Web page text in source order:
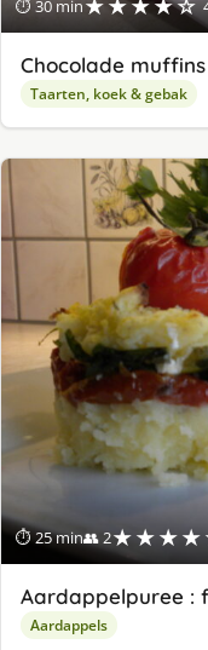
⏱ 30 min★★★★☆
Chocolade muffins
Taarten, koek & gebak
⏱ 25 min👥 2
Aardappelpuree :
Aardappels